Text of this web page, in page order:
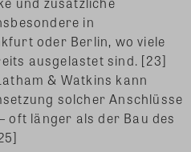
in
oder Berlin, wo viele
ausgelastet sind. [23]
& Watkins kann
solcher Anschlüsse
oft länger als der Bau des